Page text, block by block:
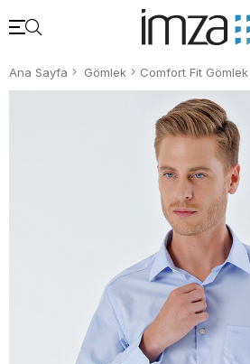
Ana Sayfa Gömlek Comfort Fit Gömlek